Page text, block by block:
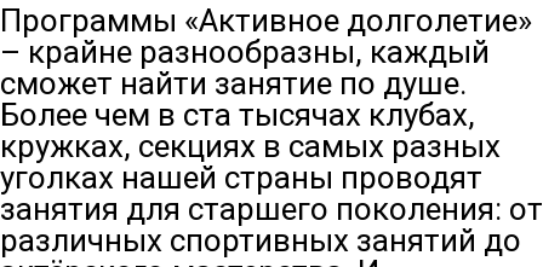
Программы «Активное долголетие»
– крайне разнообразны, каждый
сможет найти занятие по душе.
Более чем в ста тысячах клубах,
кружках, секциях в самых разных
уголках нашей страны проводят
занятия для старшего поколения: от
различных спортивных занятий до